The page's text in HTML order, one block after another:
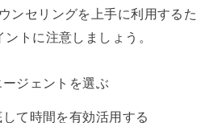
ンセリングを上手に利用するた
トに注意しましょう。
ジェントを選ぶ
て時間を有効活用する